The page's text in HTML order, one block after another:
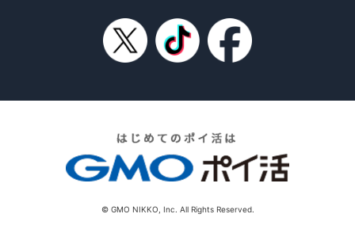
© GMO NIKKO, Inc. All Rights Reserved.